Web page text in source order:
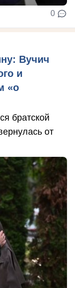
0
Вучич
и
«о
братской
от